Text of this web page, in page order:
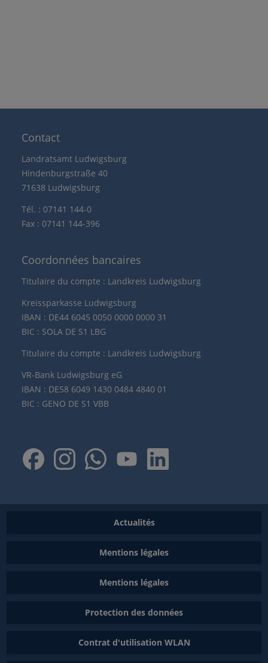
Contact
Landratsamt Ludwigsburg
Hindenburgstraße 40
71638 Ludwigsburg
Tél. : 07141 144-0
Fax : 07141 144-396
Coordonnées bancaires
Titulaire du compte : Landkreis Ludwigsburg
Kreissparkasse Ludwigsburg
IBAN : DE44 6045 0050 0000 0000 31
BIC : SOLA DE S1 LBG
Titulaire du compte : Landkreis Ludwigsburg
VR-Bank Ludwigsburg eG
IBAN : DE58 6049 1430 0484 4840 01
BIC : GENO DE S1 VBB
Actualités
Mentions légales
Mentions légales
Protection des données
Contrat d'utilisation WLAN